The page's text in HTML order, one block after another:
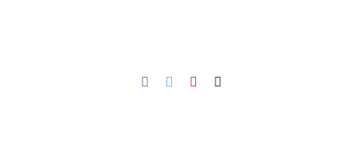
Facebook
TwitterPinterest